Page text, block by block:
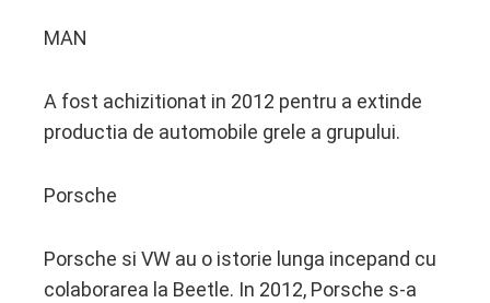
MAN
A fost achizitionat in 2012 pentru a extinde
productia de automobile grele a grupului.
Porsche
Porsche si VW au o istorie lunga incepand cu
colaborarea la Beetle. In 2012, Porsche s-a